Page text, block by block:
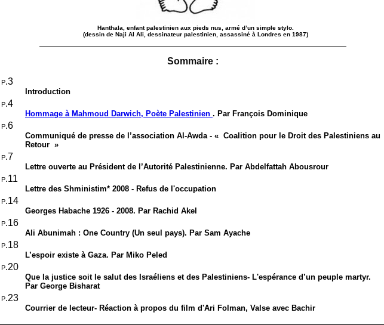
Hanthala, enfant palestinien aux pieds nus, armé d’un simple stylo.
(dessin de Naji Al Ali, dessinateur palestinien, assassiné à Londres en 1987)
Sommaire :
p.3
Introduction
p.4
Hommage à Mahmoud Darwich, Poète Palestinien . Par François Dominique
p.6
Communiqué de presse de l’association Al-Awda -
Coalition pour le Droit des Palestiniens au
Retour
p.7
Lettre ouverte au Président de l’Autorité Palestinienne. Par Abdelfattah Abousrour
p.11
Lettre des Shministim* 2008 - Refus de l'occupation
p.14
Georges Habache 1926 - 2008. Par Rachid Akel
p.16
Ali Abunimah : One Country (Un seul pays). Par Sam Ayache
p.18
L’espoir existe à Gaza. Par Miko Peled
p.20
Que la justice soit le salut des Israéliens et des Palestiniens- L'espérance d’un peuple martyr.
Par George Bisharat
p.23
Courrier de lecteur- Réaction à propos du film d'Ari Folman, Valse avec Bachir